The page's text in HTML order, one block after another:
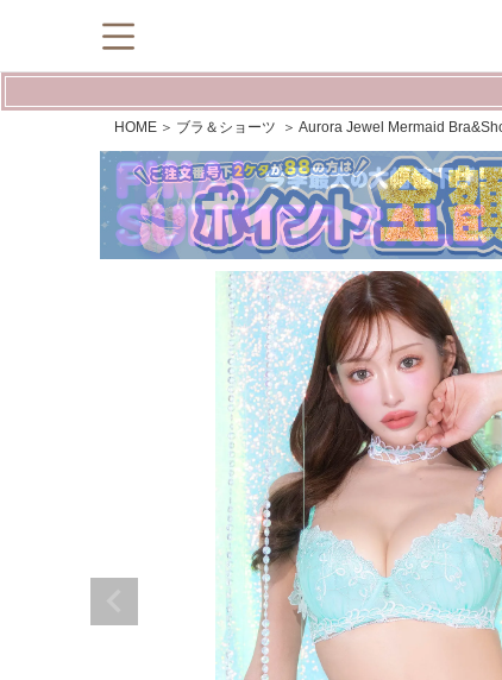
HOME ブラ＆ショーツ Aurora Jewel Mermaid